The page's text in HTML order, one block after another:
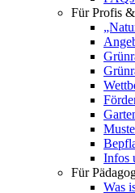
Für Profis
Infos
Für
Was